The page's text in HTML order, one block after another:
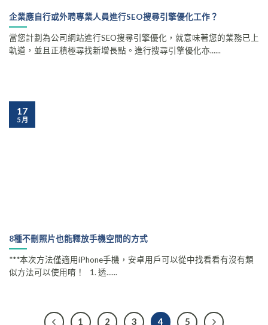
企業應自行或外聘專業人員進行SEO搜尋引擎優化工作？
當您計劃為公司網站進行SEO搜尋引擎優化，就意味著您的業務已上
軌道，並且正積極尋找新增長點。進行搜尋引擎優化亦......
8種不刪照片也能釋放手機空間的方式
***本次方法僅適用iPhone手機，安卓用戶可以從中找看看有沒有類
似方法可以使用唷！ 1. 透......
17
5 月
1 2 3 4 5